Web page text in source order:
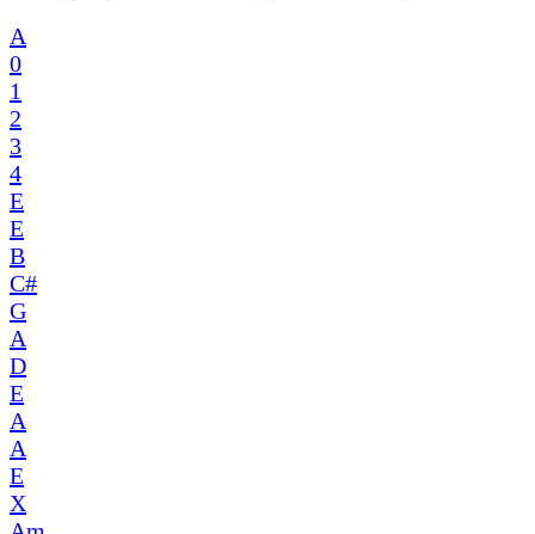
A
0
1
2
3
4
E
E
B
C#
G
A
D
E
A
A
E
X